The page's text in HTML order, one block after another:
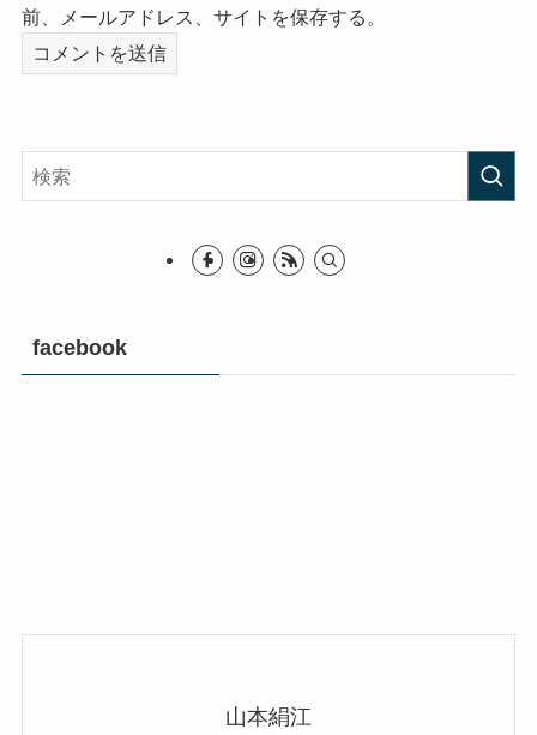
前、メールアドレス、サイトを保存する。
facebook
山本絹江